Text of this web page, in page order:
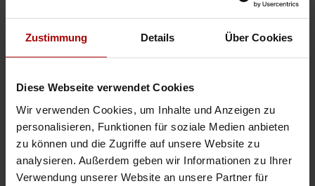
Zustimmung Details Über Cookies
Diese Webseite verwendet Cookies
Wir verwenden Cookies, um Inhalte und Anzeigen zu
personalisieren, Funktionen für soziale Medien anbieten
zu können und die Zugriffe auf unsere Website zu
analysieren. Außerdem geben wir Informationen zu Ihrer
Verwendung unserer Website an unsere Partner für
freie Kapazitäten melden.
Auftragsbank.de
‹ 1 2 3 4 5 ›